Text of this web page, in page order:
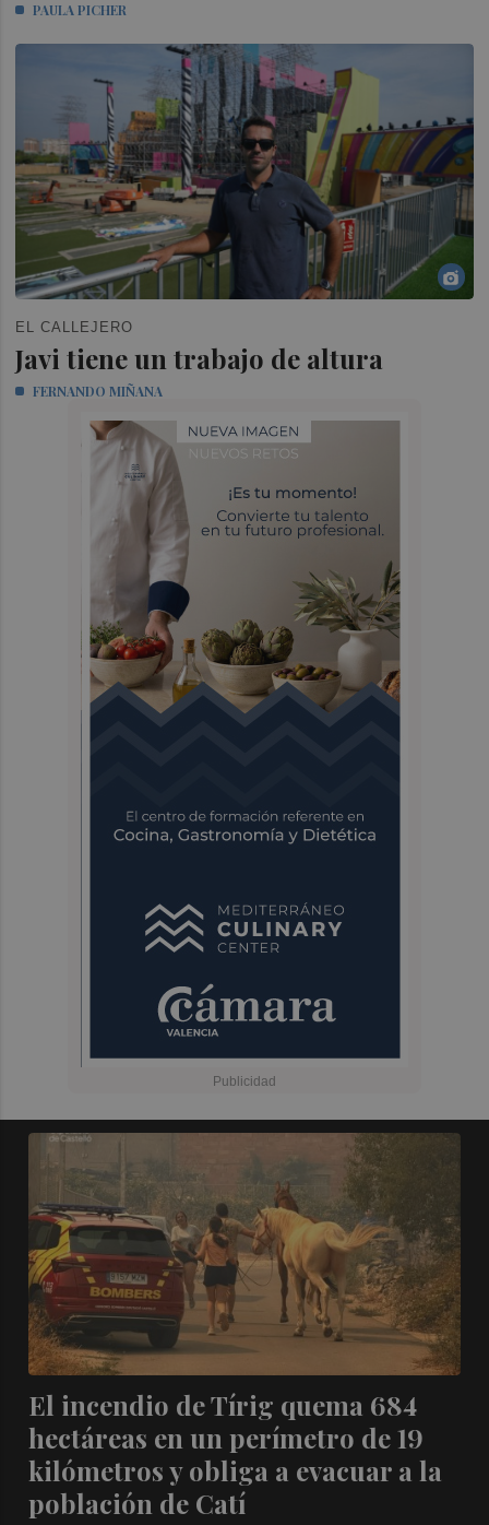
PAULA PICHER
EL CALLEJERO
Javi tiene un trabajo de altura
FERNANDO MIÑANA
El incendio de Tírig quema 684
hectáreas en un perímetro de 19
kilómetros y obliga a evacuar a la
población de Catí